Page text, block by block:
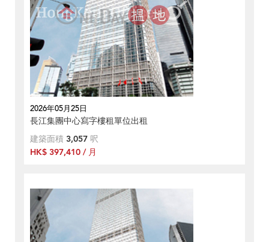
2026年05月25日
長江集團中心寫字樓租單位出租
建築面積 3,057 呎
HK$ 397,410 / 月